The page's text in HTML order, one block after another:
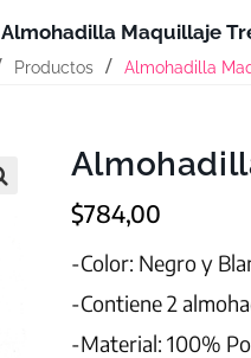
Almohadilla Maquillaje
Productos Almohadilla
$784,00
-Color: Negro y
-Contiene 2
-Material: 100%